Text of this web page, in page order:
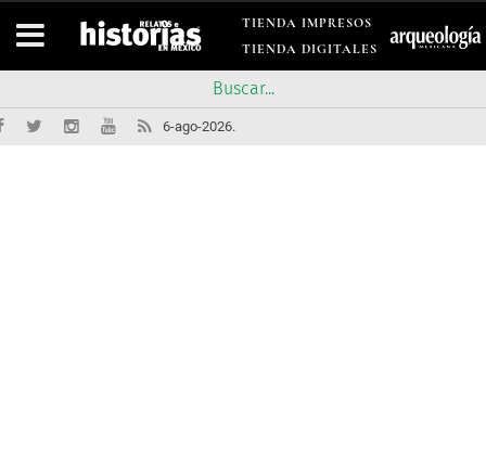
TIENDA IMPRESOS
TIENDA DIGITALES
6-ago-2026.